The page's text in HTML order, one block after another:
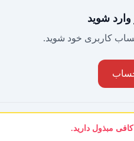
شوید
کاربری خود شوید.
مبذول دارید.